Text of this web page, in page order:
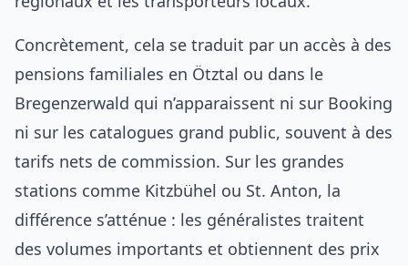
Concrètement, cela se traduit par un accès à des
pensions familiales en Ötztal ou dans le
Bregenzerwald qui n’apparaissent ni sur Booking
ni sur les catalogues grand public, souvent à des
tarifs nets de commission. Sur les grandes
stations comme Kitzbühel ou St. Anton, la
différence s’atténue : les généralistes traitent
des volumes importants et obtiennent des prix